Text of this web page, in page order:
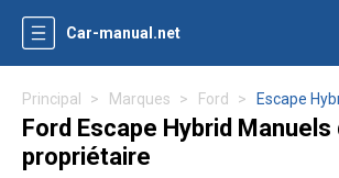
Car-manual.net
Principal Marques Ford Escape
Ford Escape Hybrid Manuels
propriétaire